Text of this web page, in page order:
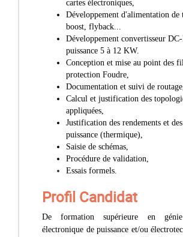
cartes électroniques,
Développement d'alimentation de
boost, flyback...
Développement convertisseur
puissance 5 à 12 KW.
Conception et mise au point des
protection Foudre,
Documentation et suivi de
Calcul et justification des
appliquées,
Justification des rendements et
puissance (thermique),
Saisie de schémas,
Procédure de validation,
Essais formels.
Profil Candidat
De formation supérieure en génie
électronique de puissance et/ou